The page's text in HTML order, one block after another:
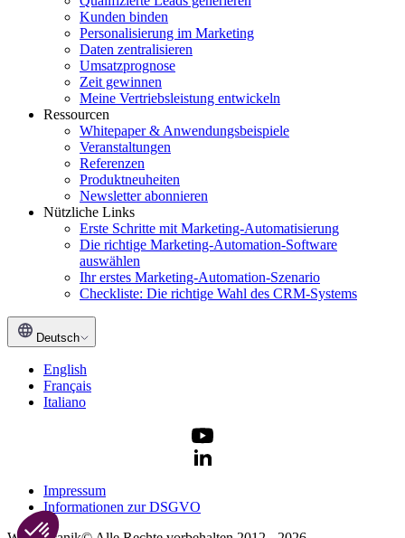
Kunden binden
Personalisierung im Marketing
Daten zentralisieren
Umsatzprognose
Zeit gewinnen
Meine Vertriebsleistung entwickeln
Ressourcen
Whitepaper & Anwendungsbeispiele
Veranstaltungen
Referenzen
Produktneuheiten
Newsletter abonnieren
Nützliche Links
Erste Schritte mit Marketing-Automatisierung
Die richtige Marketing-Automation-Software
auswählen
Ihr erstes Marketing-Automation-Szenario
Checkliste: Die richtige Wahl des CRM-Systems
Deutsch
English
Français
Italiano
Impressum
Informationen zur DSGVO